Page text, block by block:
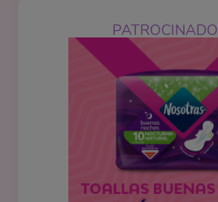
PATROCINADO